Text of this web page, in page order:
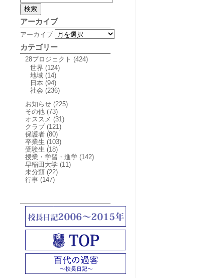
アーカイブ
アーカイブ
カテゴリー
28プロジェクト (424)
世界 (124)
地域 (14)
日本 (94)
社会 (236)
お知らせ (225)
その他 (73)
オススメ (31)
クラブ (121)
保護者 (80)
卒業生 (103)
受験生 (18)
授業・学習・進学 (142)
早稲田大学 (11)
未分類 (22)
行事 (147)